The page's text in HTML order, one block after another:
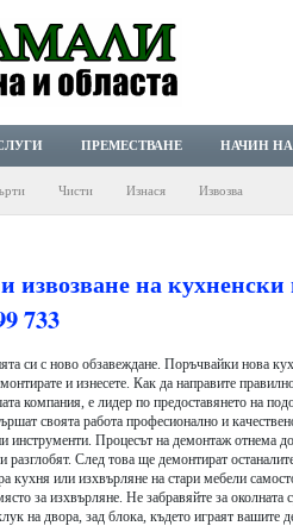
ПРЕМЕСТВАНЕ НАЧИН
Чисти Изнася Извозва
извозване на
733
си с ново обзавеждане. Поръчвайки нова
и изнесете. Как да направите
компания, е лидер по предоставянето на
своята работа професионално и
инструменти. Процесът на демонтаж отнема
След това ще демонтират
кухня или изхвърляне на стари мебели
за изхвърляне. Не забравяйте за околната
на двора, зад блока, където играят